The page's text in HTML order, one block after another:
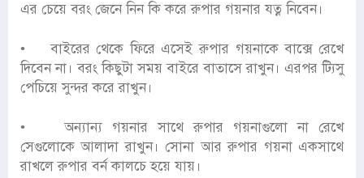
এর চেয়ে বরং জেনে নিন কি করে রুপার গয়নার যত্ন নিবেন।
• বাইরের থেকে ফিরে এসেই রুপার গয়নাকে বাক্সে রেখে
দিবেন না। বরং কিছুটা সময় বাইরে বাতাসে রাখুন। এরপর ট্যিসু
পেচিয়ে সুন্দর করে রাখুন।
• অন্যান্য গয়নার সাথে রুপার গয়নাগুলো না রেখে
সেগুলোকে আলাদা রাখুন। সোনা আর রুপার গয়না একসাথে
রাখলে রুপার বর্ন কালচে হয়ে যায়।